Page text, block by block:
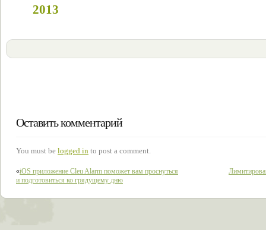
2013
Оставить комментарий
You must be logged in to post a comment.
«iOS приложение Cleu Alarm поможет вам проснуться
и подготовиться ко грядущему дню